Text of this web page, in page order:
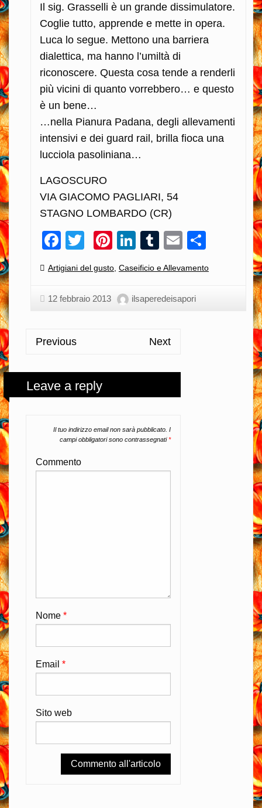
Il sig. Grasselli è un grande dissimulatore.
Coglie tutto, apprende e mette in opera.
Luca lo segue. Mettono una barriera
dialettica, ma hanno l’umiltà di
riconoscere. Questa cosa tende a renderli
più vicini di quanto vorrebbero… e questo
è un bene…
…nella Pianura Padana, degli allevamenti
intensivi e dei guard rail, brilla fioca una
lucciola pasoliniana…
LAGOSCURO
VIA GIACOMO PAGLIARI, 54
STAGNO LOMBARDO (CR)
Facebook
TwitterPinterest
LinkedIn
Tumblr
Email
Categories:
Artigiani del gusto Caseificio e Allevamento
12 febbraio 2013 ilsaperedeisapori
Previous Next
Leave a reply
Il tuo indirizzo email non sarà pubblicato. I
campi obbligatori sono contrassegnati*
Commento
Nome *
Email *
Sito web